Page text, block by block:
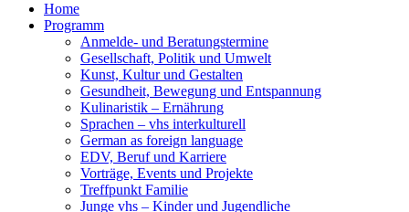
Home
Programm
Anmelde- und Beratungstermine
Gesellschaft, Politik und Umwelt
Kunst, Kultur und Gestalten
Gesundheit, Bewegung und Entspannung
Kulinaristik – Ernährung
Sprachen – vhs interkulturell
German as foreign language
EDV, Beruf und Karriere
Vorträge, Events und Projekte
Treffpunkt Familie
Junge vhs – Kinder und Jugendliche